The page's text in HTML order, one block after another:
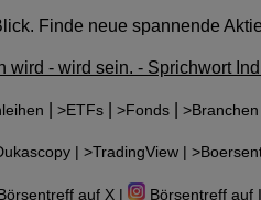
Finde neue spannende
wird - wird sein. - Sprichwort
>ETFs| >Fonds| >Branchen
| >TradingView |
auf X | Börsentreff auf